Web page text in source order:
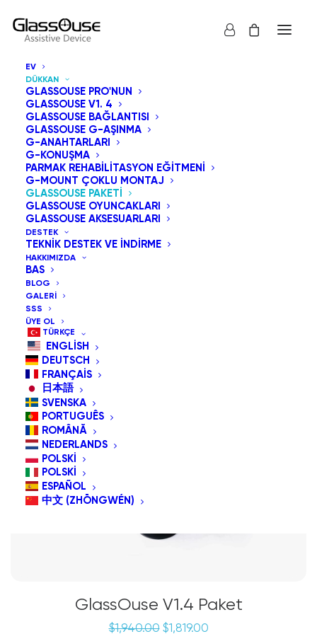
EV
DÜKKAN
GLASSOUSE PRO'NUN
GLASSOUSE V1. 4
GLASSOUSE BAĞLANTISI
GLASSOUSE G-AŞINMA
G-ANAHTARLARI
G-KONUŞMA
PARMAK REHABILITASYON EĞITMENI
G-MOUNT ÇOKLU MONTAJ
GLASSOUSE PAKETI
GLASSOUSE OYUNCAKLARI
GLASSOUSE AKSESUARLARI
DESTEK
TEKNIK DESTEK VE İNDIRME
HAKKIMIZDA
BAS
BLOG
GALERI
SSS
ÜYE OL
TÜRKÇE
ENGLISH
DEUTSCH
FRANÇAIS
日本語
SVENSKA
PORTUGUÊS
ROMÂNĂ
NEDERLANDS
POLSKI
POLSKI
ESPAÑOL
中文 (ZHŌNGWÉN)
Hepsi göster GlassOuse Paketi
En çok satılana göre sırala
Varsayılan Sıralama
En yeniye göre sırala
Fiyata göre sırala: Düşükten yükseğe
Fiyata göre sırala: Yüksekten düşüğe
İNDIRIM!
GlassOuse V1.4 Paket
$1,940.00 Orijinal
$1,819.00Şu